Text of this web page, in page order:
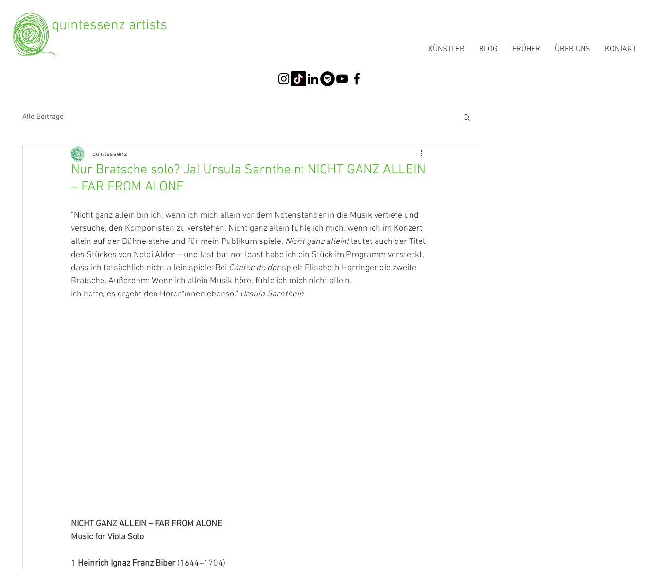
quintessenz artists
KÜNSTLER BLOG FRÜHER ÜBER UNS KONTAKT
Alle Beiträge
Nur Bratsche solo? Ja! Ursula Sarnthein: NICHT GANZ ALLEIN
– FAR FROM ALONE
quintessenz
"Nicht ganz allein bin ich, wenn ich mich allein vor dem Notenständer in die Musik vertiefe und
versuche, den Komponisten zu verstehen. Nicht ganz allein fühle ich mich, wenn ich im Konzert
allein auf der Bühne stehe und für mein Publikum spiele. Nicht ganz allein! lautet auch der Titel
des Stückes von Noldi Alder – und last but not least habe ich ein Stück im Programm versteckt,
dass ich tatsächlich nicht allein spiele: Bei Cântec de dor spielt Elisabeth Harringer die zweite
Bratsche. Außerdem: Wenn ich allein Musik höre, fühle ich mich nicht allein.
Ich hoffe, es ergeht den Hörer*innen ebenso.“ Ursula Sarnthein
NICHT GANZ ALLEIN – FAR FROM ALONE
Music for Viola Solo
1 Heinrich Ignaz Franz Biber (1644–1704)